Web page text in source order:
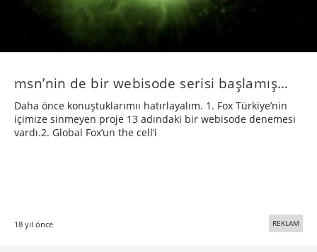
msn’nin de bir webisode serisi başlamış…
Daha önce konuştuklarımıı hatırlayalım. 1. Fox Türkiye’nin
içimize sinmeyen proje 13 adındaki bir webisode denemesi
vardı.2. Global Fox’un the cell‘i
18 yıl önce REKLAM